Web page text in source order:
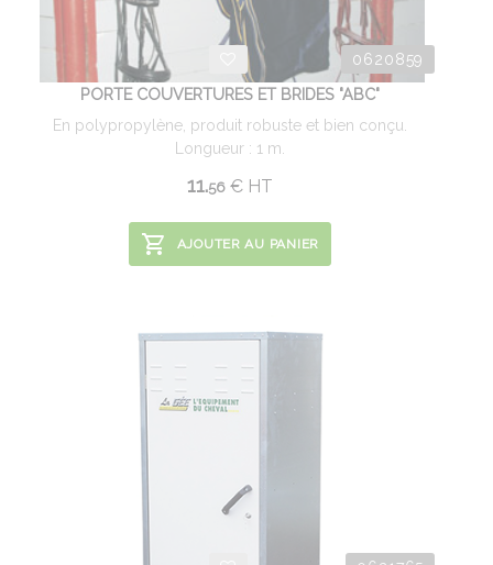
0620859
PORTE COUVERTURES ET BRIDES "ABC"
En polypropylène, produit robuste et bien conçu.
Longueur : 1 m.
11.56 € HT
AJOUTER AU PANIER